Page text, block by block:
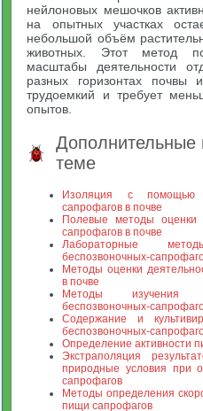
нейлоновых мешочков
на опытных участках
небольшой объём
животных. Этот метод
масштабы деятельности
разных горизонтах
трудоемкий и требует
опытов.
теме
Изоляция с помощью
сапрофагов в почве
Полевые методы оценки
сапрофагов в почве
Лабораторные
беспозвоночных-
Методы оценки
в почве
Методы изучения
беспозвоночных-
Содержание и
беспозвоночных-
Определение активности
Экстраполяция
природные условия при
сапрофагов
Методы определения
пищи сапрофагов